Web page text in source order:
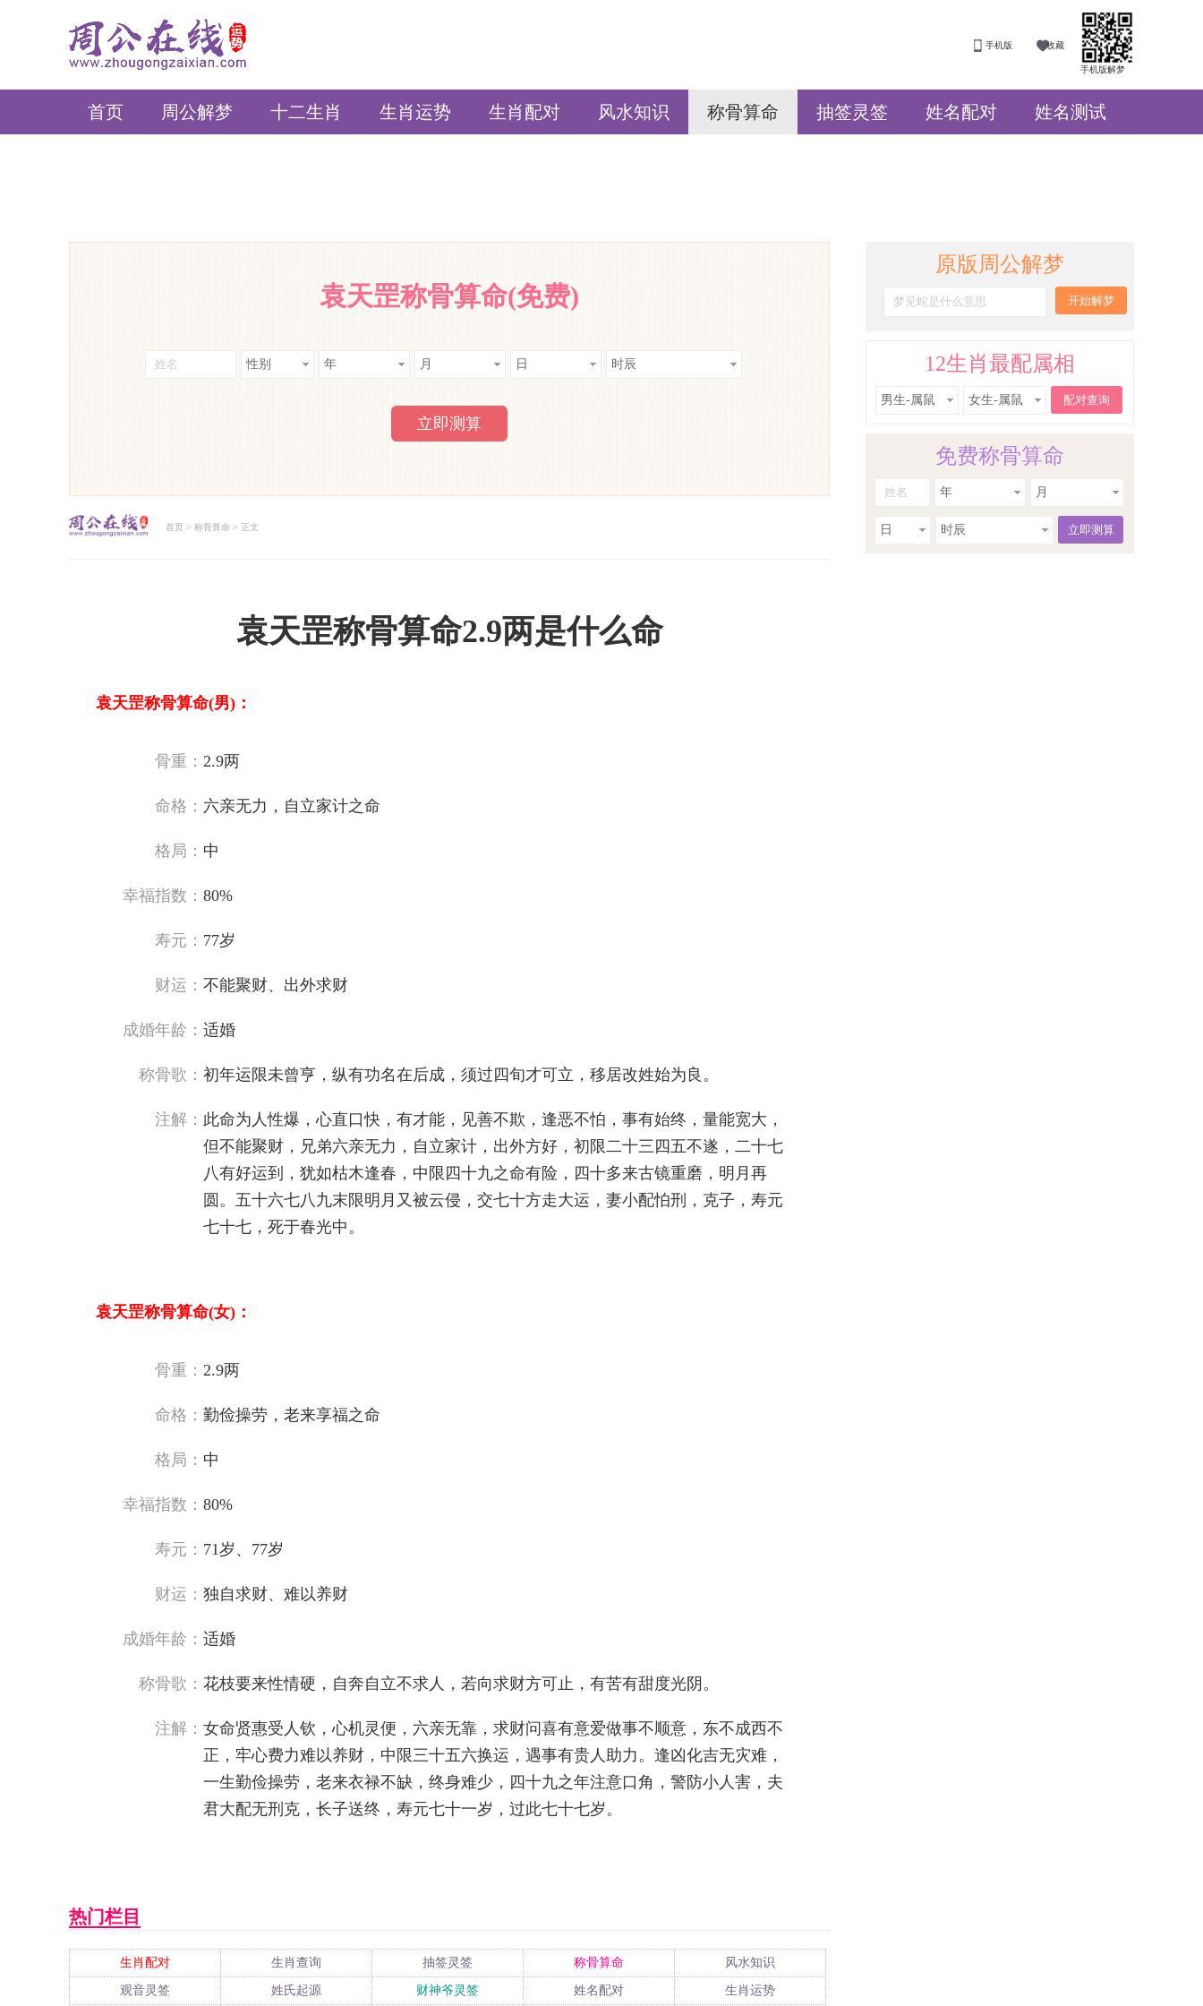
周公在线
手机版解梦
手机版 收藏
首页 周公解梦 十二生肖 生肖运势 生肖配对 风水知识 称骨算命 抽签灵签 姓名配对 姓名测试
袁天罡称骨算命(免费)
性别 年 月 日 时辰
首页 > 称骨算命 > 正文
袁天罡称骨算命2.9两是什么命
袁天罡称骨算命(男)：
骨重： 2.9两
命格： 六亲无力，自立家计之命
格局： 中
幸福指数： 80%
寿元： 77岁
财运： 不能聚财、出外求财
成婚年龄： 适婚
称骨歌： 初年运限未曾亨，纵有功名在后成，须过四旬才可立，移居改姓始为良。
注解： 此命为人性爆，心直口快，有才能，见善不欺，逢恶不怕，事有始终，量能宽大，
但不能聚财，兄弟六亲无力，自立家计，出外方好，初限二十三四五不遂，二十七
八有好运到，犹如枯木逢春，中限四十九之命有险，四十多来古镜重磨，明月再
圆。五十六七八九末限明月又被云侵，交七十方走大运，妻小配怕刑，克子，寿元
七十七，死于春光中。
袁天罡称骨算命(女)：
骨重： 2.9两
命格： 勤俭操劳，老来享福之命
格局： 中
幸福指数： 80%
寿元： 71岁、77岁
财运： 独自求财、难以养财
成婚年龄： 适婚
称骨歌： 花枝要来性情硬，自奔自立不求人，若向求财方可止，有苦有甜度光阴。
注解： 女命贤惠受人钦，心机灵便，六亲无靠，求财问喜有意爱做事不顺意，东不成西不
正，牢心费力难以养财，中限三十五六换运，遇事有贵人助力。逢凶化吉无灾难，
一生勤俭操劳，老来衣禄不缺，终身难少，四十九之年注意口角，警防小人害，夫
君大配无刑克，长子送终，寿元七十一岁，过此七十七岁。
热门栏目
生肖配对 生肖查询 抽签灵签 称骨算命 风水知识
观音灵签 姓氏起源 财神爷灵签 姓名配对 生肖运势
原版周公解梦
12生肖最配属相
男生-属鼠 女生-属鼠
免费称骨算命
年 月
日 时辰